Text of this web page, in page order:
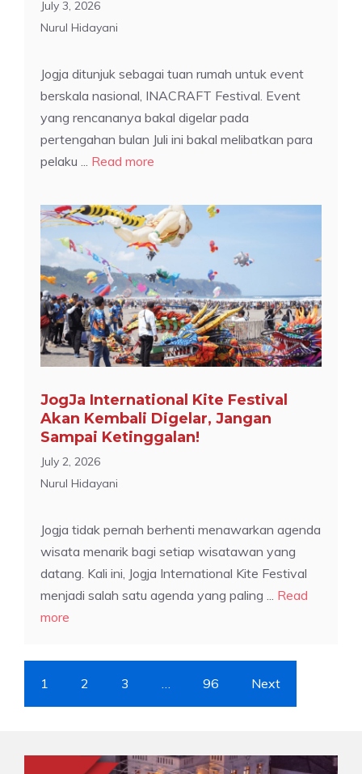
July 3, 2026
Nurul Hidayani
Jogja ditunjuk sebagai tuan rumah untuk event
berskala nasional, INACRAFT Festival. Event
yang rencananya bakal digelar pada
pertengahan bulan Juli ini bakal melibatkan para
pelaku ... Read more
JogJa International Kite Festival
Akan Kembali Digelar, Jangan
Sampai Ketinggalan!
July 2, 2026
Nurul Hidayani
Jogja tidak pernah berhenti menawarkan agenda
wisata menarik bagi setiap wisatawan yang
datang. Kali ini, Jogja International Kite Festival
menjadi salah satu agenda yang paling ... Read
more
1 2 3 96 Next